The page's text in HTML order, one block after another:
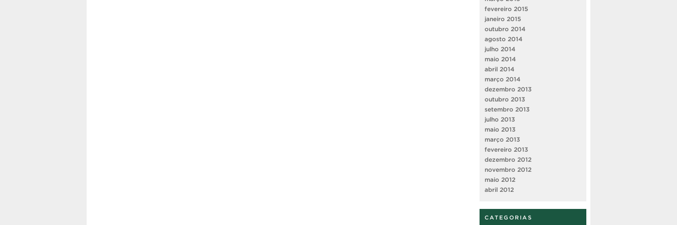
fevereiro 2015
janeiro 2015
outubro 2014
agosto 2014
julho 2014
maio 2014
abril 2014
março 2014
dezembro 2013
outubro 2013
setembro 2013
julho 2013
maio 2013
março 2013
fevereiro 2013
dezembro 2012
novembro 2012
maio 2012
abril 2012
CATEGORIAS